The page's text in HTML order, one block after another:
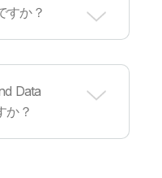
タープライズ」と
ます。Stitch で提
的な統合機能は、
上位エディション
に加え、より高度
能も含まれていま
確認ください。
すか？
り、お客様のデー
。さらに、Qlik
、さまざまなセキ
Data
か？